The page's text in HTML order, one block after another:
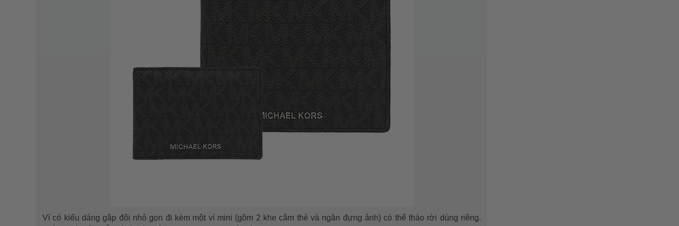
Ví có kiểu dáng gập đôi nhỏ gọn đi kèm một ví mini (gồm 2 khe cắm thẻ và ngăn đựng ảnh) có thể tháo rời dùng riêng.